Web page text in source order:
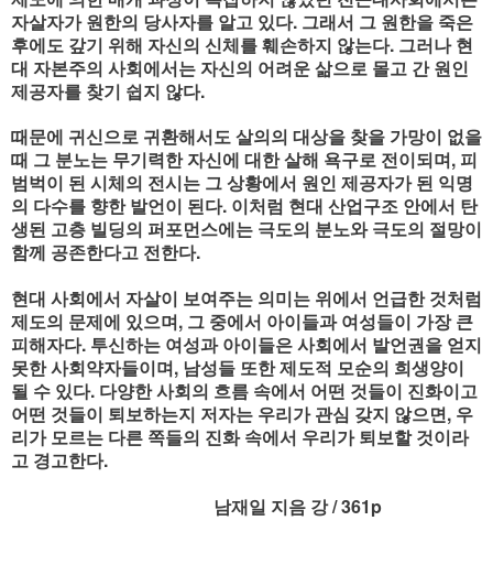
자살자가 원한의 당사자를 알고 있다. 그래서 그 원한을 죽은
후에도 갚기 위해 자신의 신체를 훼손하지 않는다. 그러나 현
대 자본주의 사회에서는 자신의 어려운 삶으로 몰고 간 원인
제공자를 찾기 쉽지 않다.
때문에 귀신으로 귀환해서도 살의의 대상을 찾을 가망이 없을
때 그 분노는 무기력한 자신에 대한 살해 욕구로 전이되며, 피
범벅이 된 시체의 전시는 그 상황에서 원인 제공자가 된 익명
의 다수를 향한 발언이 된다. 이처럼 현대 산업구조 안에서 탄
생된 고층 빌딩의 퍼포먼스에는 극도의 분노와 극도의 절망이
함께 공존한다고 전한다.
현대 사회에서 자살이 보여주는 의미는 위에서 언급한 것처럼
제도의 문제에 있으며, 그 중에서 아이들과 여성들이 가장 큰
피해자다. 투신하는 여성과 아이들은 사회에서 발언권을 얻지
못한 사회약자들이며, 남성들 또한 제도적 모순의 희생양이
될 수 있다. 다양한 사회의 흐름 속에서 어떤 것들이 진화이고
어떤 것들이 퇴보하는지 저자는 우리가 관심 갖지 않으면, 우
리가 모르는 다른 쪽들의 진화 속에서 우리가 퇴보할 것이라
고 경고한다.
남재일 지음 강 / 361p